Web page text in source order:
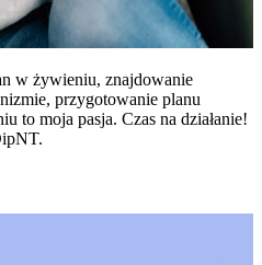
w żywieniu, znajdowanie
przygotowanie planu
to moja pasja. Czas na działanie!